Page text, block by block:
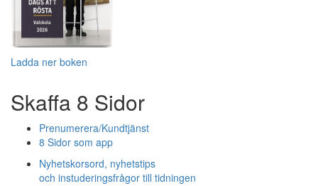
Ladda ner boken
Skaffa 8 Sidor
Prenumerera/Kundtjänst
8 Sidor som app
Nyhetskorsord, nyhetstips
och instuderingsfrågor till tidningen